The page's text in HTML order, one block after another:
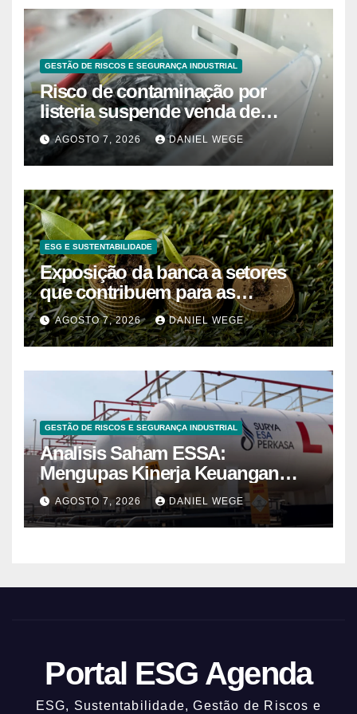
GESTÃO DE RISCOS E SEGURANÇA INDUSTRIAL
Risco de contaminação por
listeria suspende venda de
mirtilos em fábricas da América
do Norte – Mix Vale
AGOSTO 7, 2026 DANIEL WEGE
ESG E SUSTENTABILIDADE
Exposição da banca a setores
que contribuem para as
alterações climáticas mantém-se
nos 62%
AGOSTO 7, 2026 DANIEL WEGE
GESTÃO DE RISCOS E SEGURANÇA INDUSTRIAL
Analisis Saham ESSA:
Mengupas Kinerja Keuangan
ESSA Semester I 2026
AGOSTO 7, 2026 DANIEL WEGE
Portal ESG Agenda
ESG, Sustentabilidade, Gestão de Riscos e